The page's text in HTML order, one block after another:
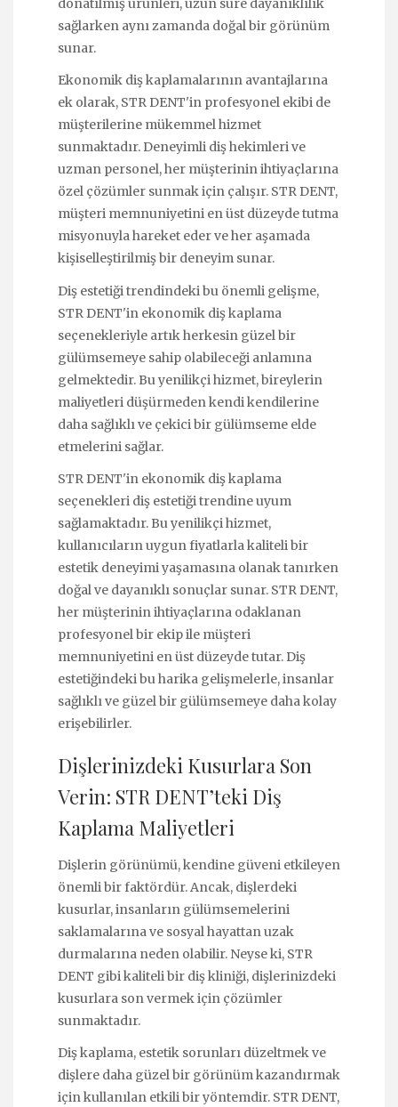
donatılmış ürünleri, uzun süre dayanıklılık
sağlarken aynı zamanda doğal bir görünüm
sunar.
Ekonomik diş kaplamalarının avantajlarına
ek olarak, STR DENT'in profesyonel ekibi de
müşterilerine mükemmel hizmet
sunmaktadır. Deneyimli diş hekimleri ve
uzman personel, her müşterinin ihtiyaçlarına
özel çözümler sunmak için çalışır. STR DENT,
müşteri memnuniyetini en üst düzeyde tutma
misyonuyla hareket eder ve her aşamada
kişiselleştirilmiş bir deneyim sunar.
Diş estetiği trendindeki bu önemli gelişme,
STR DENT'in ekonomik diş kaplama
seçenekleriyle artık herkesin güzel bir
gülümsemeye sahip olabileceği anlamına
gelmektedir. Bu yenilikçi hizmet, bireylerin
maliyetleri düşürmeden kendi kendilerine
daha sağlıklı ve çekici bir gülümseme elde
etmelerini sağlar.
STR DENT'in ekonomik diş kaplama
seçenekleri diş estetiği trendine uyum
sağlamaktadır. Bu yenilikçi hizmet,
kullanıcıların uygun fiyatlarla kaliteli bir
estetik deneyimi yaşamasına olanak tanırken
doğal ve dayanıklı sonuçlar sunar. STR DENT,
her müşterinin ihtiyaçlarına odaklanan
profesyonel bir ekip ile müşteri
memnuniyetini en üst düzeyde tutar. Diş
estetiğindeki bu harika gelişmelerle, insanlar
sağlıklı ve güzel bir gülümsemeye daha kolay
erişebilirler.
Dişlerinizdeki Kusurlara Son
Verin: STR DENT’teki Diş
Kaplama Maliyetleri
Dişlerin görünümü, kendine güveni etkileyen
önemli bir faktördür. Ancak, dişlerdeki
kusurlar, insanların gülümsemelerini
saklamalarına ve sosyal hayattan uzak
durmalarına neden olabilir. Neyse ki, STR
DENT gibi kaliteli bir diş kliniği, dişlerinizdeki
kusurlara son vermek için çözümler
sunmaktadır.
Diş kaplama, estetik sorunları düzeltmek ve
dişlere daha güzel bir görünüm kazandırmak
için kullanılan etkili bir yöntemdir. STR DENT,